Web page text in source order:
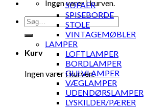
Ingen varer i kurven.
Søg
efter:
Kurv
Ingen varer i kurven.
SOFAER
SPISEBORDE
STOLE
VINTAGEMØBLER
LAMPER
LOFTLAMPER
BORDLAMPER
GULVLAMPER
VÆGLAMPER
UDENDØRSLAMPER
LYSKILDER/PÆRER